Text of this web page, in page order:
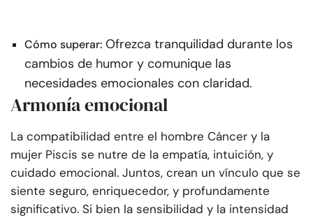
Cómo superar: Ofrezca tranquilidad durante los
cambios de humor y comunique las
necesidades emocionales con claridad.
Armonía emocional
La compatibilidad entre el hombre Cáncer y la
mujer Piscis se nutre de la empatía, intuición, y
cuidado emocional. Juntos, crean un vínculo que se
siente seguro, enriquecedor, y profundamente
significativo. Si bien la sensibilidad y la intensidad